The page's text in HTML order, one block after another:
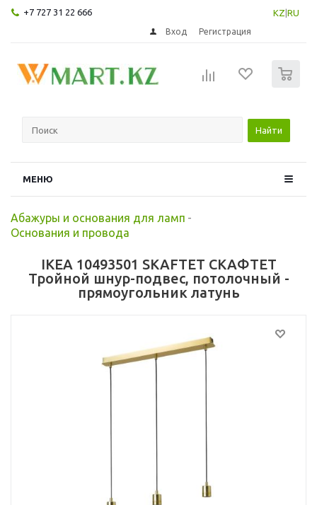
+7 727 31 22 666 KZ RU
Вход Регистрация
Найти
МЕНЮ
Абажуры и основания для ламп -
Основания и провода
IKEA 10493501 SKAFTET СКАФТЕТ
Тройной шнур-подвес, потолочный -
прямоугольник латунь